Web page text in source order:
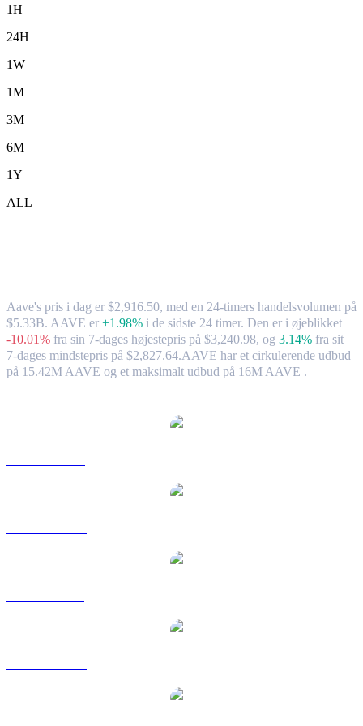
1H
24H
1W
1M
3M
6M
1Y
ALL
Aave's pris i dag er $2,916.50, med en 24-timers handelsvolumen på
$5.33B. AAVE er +1.98% i de sidste 24 timer. Den er i øjeblikket
-10.01% fra sin 7-dages højestepris på $3,240.98, og 3.14% fra sit
7-dages mindstepris på $2,827.64.AAVE har et cirkulerende udbud
på 15.42M AAVE og et maksimalt udbud på 16M AAVE .